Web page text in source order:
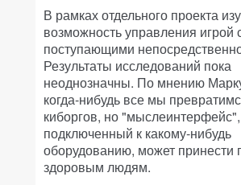
В рамках отдельного проекта
возможность управления игрой
поступающими
Результаты исследований пока
неоднозначны. По мнению
когда-нибудь все мы
киборгов, но "мыслеинтерфейс",
подключенный к какому-нибудь
оборудованию, может принести
здоровым людям.